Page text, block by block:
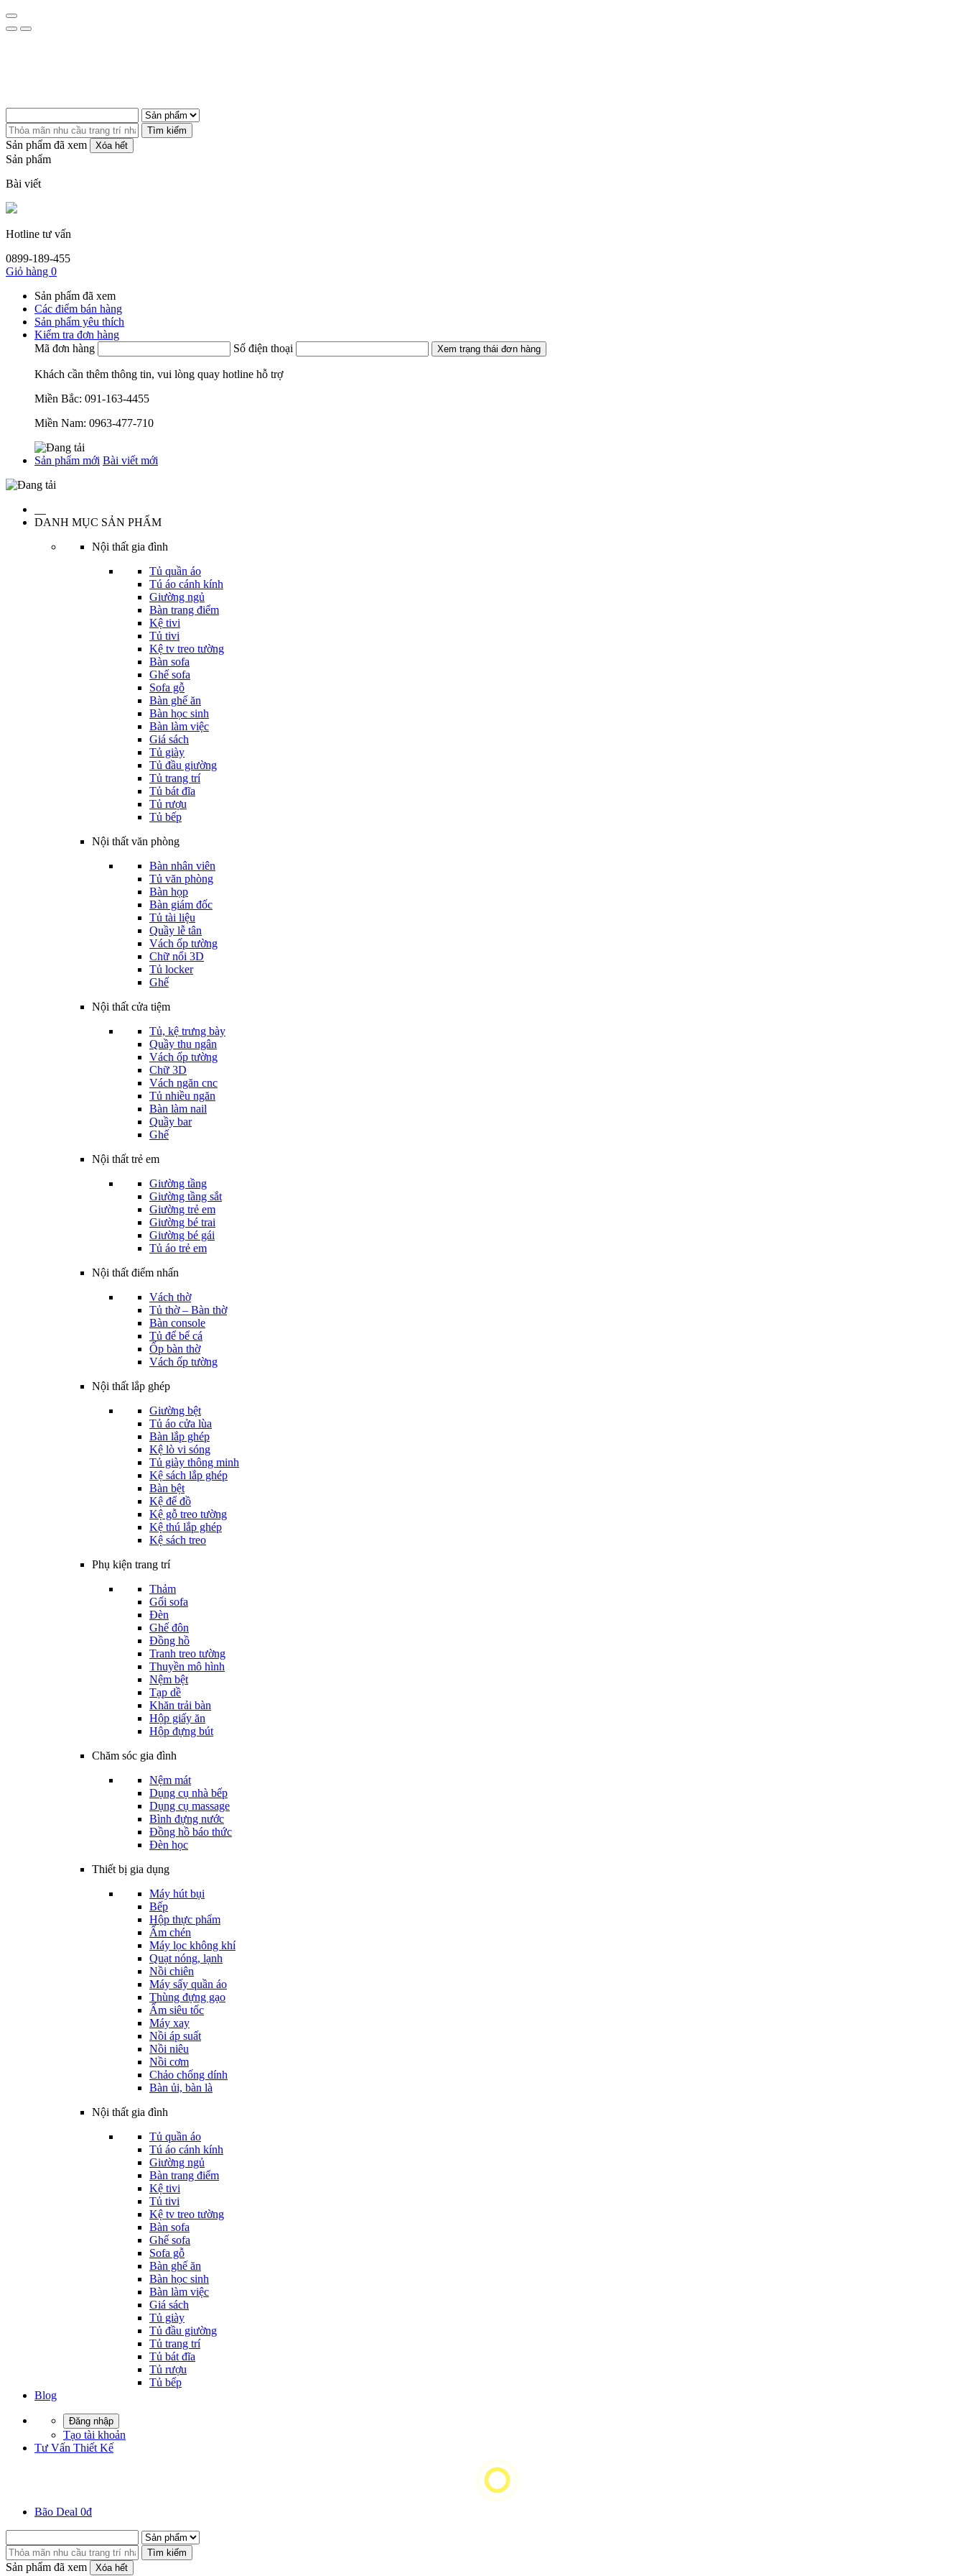
Tìm kiếm
Sản phẩm đã xem Xóa hết
Sản phẩm
Bài viết
Hotline tư vấn
0899-189-455
Giỏ hàng 0
Sản phẩm đã xem
Các điểm bán hàng
Sản phẩm yêu thích
Kiểm tra đơn hàng
Mã đơn hàng
Số điện thoại Xem trạng thái đơn hàng
Khách cần thêm thông tin, vui lòng quay hotline hỗ trợ
Miền Bắc: 091-163-4455
Miền Nam: 0963-477-710
Sản phẩm mới Bài viết mới
DANH MỤC SẢN PHẨM
Nội thất gia đình
Tủ quần áo
Tú áo cánh kính
Giường ngủ
Bàn trang điểm
Kệ tivi
Tủ tivi
Kệ tv treo tường
Bàn sofa
Ghế sofa
Sofa gỗ
Bàn ghế ăn
Bàn học sinh
Bàn làm việc
Giá sách
Tủ giày
Tủ đầu giường
Tủ trang trí
Tủ bát đĩa
Tủ rượu
Tủ bếp
Nội thất văn phòng
Bàn nhân viên
Tủ văn phòng
Bàn họp
Bàn giám đốc
Tủ tài liệu
Quầy lễ tân
Vách ốp tường
Chữ nổi 3D
Tủ locker
Ghế
Nội thất cửa tiệm
Tủ, kệ trưng bày
Quầy thu ngân
Vách ốp tường
Chữ 3D
Vách ngăn cnc
Tủ nhiều ngăn
Bàn làm nail
Quầy bar
Ghế
Nội thất trẻ em
Giường tầng
Giường tầng sắt
Giường trẻ em
Giường bé trai
Giường bé gái
Tủ áo trẻ em
Nội thất điểm nhấn
Vách thờ
Tủ thờ – Bàn thờ
Bàn console
Tủ để bể cá
Ốp bàn thờ
Vách ốp tường
Nội thất lắp ghép
Giường bệt
Tủ áo cửa lùa
Bàn lắp ghép
Kệ lò vi sóng
Tủ giày thông minh
Kệ sách lắp ghép
Bàn bệt
Kệ để đồ
Kệ gỗ treo tường
Kệ thú lắp ghép
Kệ sách treo
Phụ kiện trang trí
Thảm
Gối sofa
Đèn
Ghế đôn
Đồng hồ
Tranh treo tường
Thuyền mô hình
Nệm bệt
Tạp dề
Khăn trải bàn
Hộp giấy ăn
Hộp đựng bút
Chăm sóc gia đình
Nệm mát
Dụng cụ nhà bếp
Dụng cụ massage
Bình đựng nước
Đồng hồ báo thức
Đèn học
Thiết bị gia dụng
Máy hút bụi
Bếp
Hộp thực phẩm
Ấm chén
Máy lọc không khí
Quạt nóng, lạnh
Nồi chiên
Máy sấy quần áo
Thùng đựng gạo
Ấm siêu tốc
Máy xay
Nồi áp suất
Nồi niêu
Nồi cơm
Chảo chống dính
Bàn ủi, bàn là
Nội thất gia đình
Tủ quần áo
Tú áo cánh kính
Giường ngủ
Bàn trang điểm
Kệ tivi
Tủ tivi
Kệ tv treo tường
Bàn sofa
Ghế sofa
Sofa gỗ
Bàn ghế ăn
Bàn học sinh
Bàn làm việc
Giá sách
Tủ giày
Tủ đầu giường
Tủ trang trí
Tủ bát đĩa
Tủ rượu
Tủ bếp
Blog
Đăng nhập
Tạo tài khoản
Tư Vấn Thiết Kế
Bão Deal 0đ
Tìm kiếm
Sản phẩm đã xem Xóa hết